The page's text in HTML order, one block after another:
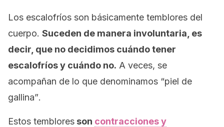
Los escalofríos son básicamente temblores del
cuerpo. Suceden de manera involuntaria, es
decir, que no decidimos cuándo tener
escalofríos y cuándo no. A veces, se
acompañan de lo que denominamos “piel de
gallina”.
Estos temblores son contracciones y